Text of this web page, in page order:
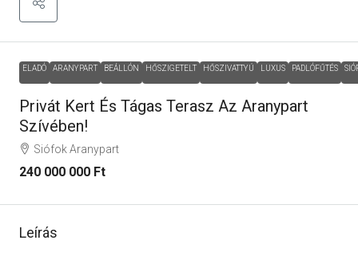
ELADÓ ARANYPART BEÁLLÓN HŐSZIGETELT HŐSZIVATTYÚ LUXUS PADLÓFŰTÉS
Privát Kert És Tágas Terasz Az Aranypart
Szívében!
Siófok Aranypart
240 000 000 Ft
Leírás